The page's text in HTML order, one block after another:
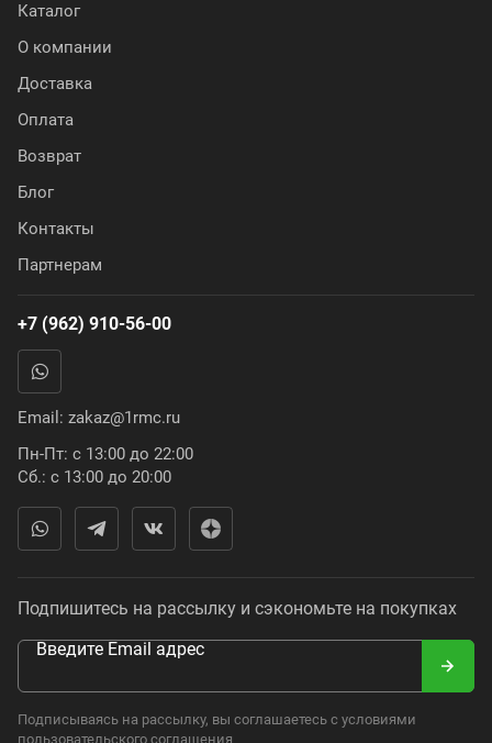
Каталог
О компании
Доставка
Оплата
Возврат
Блог
Контакты
Партнерам
+7 (962) 910-56-00
Email: zakaz@1rmc.ru
Пн-Пт: с 13:00 до 22:00
Сб.: с 13:00 до 20:00
Подпишитесь на рассылку и сэкономьте на покупках
Введите Email адрес
Подписываясь на рассылку, вы соглашаетесь с условиями
пользовательского соглашения